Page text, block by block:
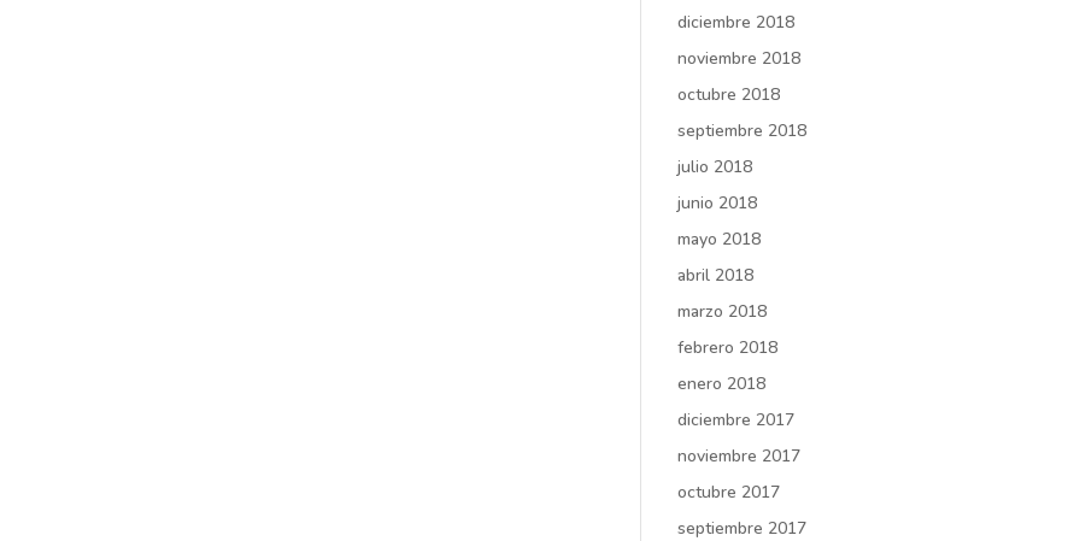
diciembre 2018
noviembre 2018
octubre 2018
septiembre 2018
julio 2018
junio 2018
mayo 2018
abril 2018
marzo 2018
febrero 2018
enero 2018
diciembre 2017
noviembre 2017
octubre 2017
septiembre 2017